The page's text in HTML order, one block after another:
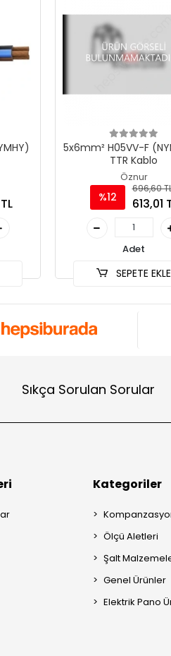
5x6mm² H05VV-F
TTR Kablo
Öznur
%12
696,60
613,01
Adet
SEPETE EKLE
Sıkça Sorulan Sorular
Kategoriler
Ölçü Aletleri
Şalt
Genel Ürünler
Elektrik Pano